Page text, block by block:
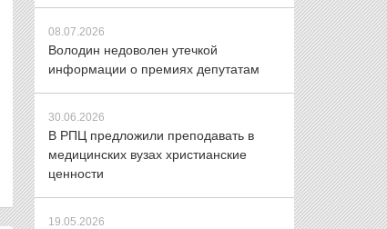
08.07.2026
Володин недоволен утечкой
информации о премиях депутатам
30.06.2026
В РПЦ предложили преподавать в
медицинских вузах христианские
ценности
19.05.2026